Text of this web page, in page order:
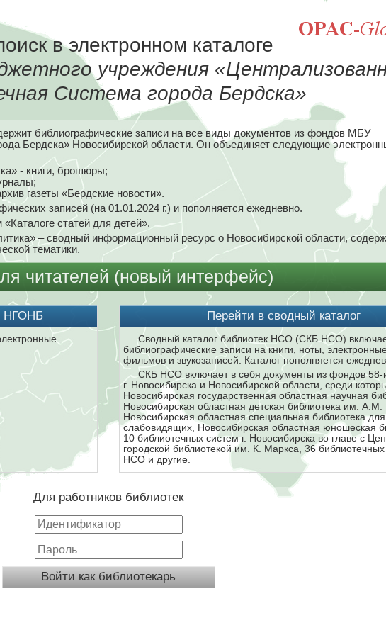
в электронном каталоге
учреждения
Система города Бердска»
библиографические записи на все виды документов из фондов МБУ
Бердска» Новосибирской области. Он объединяет следующие
- книги, брошюры;
газеты «Бердские новости».
записей (на 01.01.2024 г.) и пополняется ежедневно.
статей для детей».
– сводный информационный ресурс о Новосибирской области,
тематики.
Сводный каталог библиотек НСО (СКБ НСО)
библиографические записи на книги, ноты,
фильмов и звукозаписей. Каталог пополняется
СКБ НСО включает в себя документы из фондов 58-
г. Новосибирска и Новосибирской области, среди
Новосибирская государственная областная научная
Новосибирская областная детская библиотека им. А.М.
Новосибирская областная специальная библиотека
слабовидящих, Новосибирская областная юношеская
10 библиотечных систем г. Новосибирска во главе с
городской библиотекой им. К. Маркса, 36
НСО и другие.
Для работников библиотек